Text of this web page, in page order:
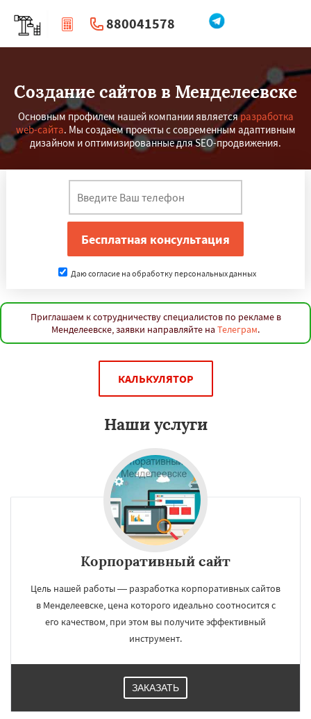
880041578
| Перезвоните мне
Создание сайтов в Менделеевске
Основным профилем нашей компании являетсяразработка
web-сайта. Мы создаем проекты с современным адаптивным
дизайном и оптимизированные для SEO-продвижения.
Даю согласие на обработку персональных данных
Приглашаем к сотрудничеству специалистов по рекламе в
Менделеевске, заявки направляйте на Телеграм.
КАЛЬКУЛЯТОР
Наши услуги
Корпоративный сайт
Цель нашей работы — разработка корпоративных сайтов
в Менделеевске, цена которого идеально соотносится с
его качеством, при этом вы получите эффективный
инструмент.
ЗАКАЗАТЬ